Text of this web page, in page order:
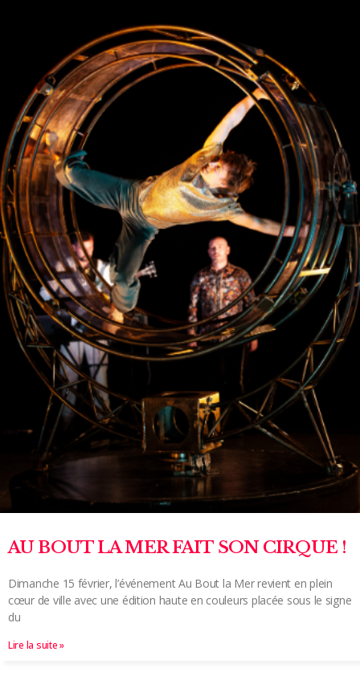
AU BOUT LA MER FAIT SON CIRQUE !
Dimanche 15 février, l’événement Au Bout la Mer revient en plein
cœur de ville avec une édition haute en couleurs placée sous le signe
du
Lire la suite »